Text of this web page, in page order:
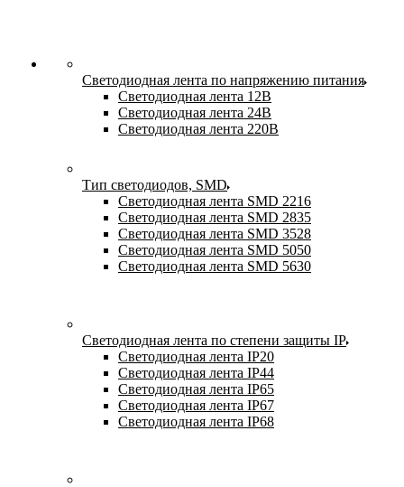
Светодиодная лента по напряжению питания
Светодиодная лента 12В
Светодиодная лента 24В
Светодиодная лента 220В
Тип светодиодов, SMD
Cветодиодная лента SMD 2216
Светодиодная лента SMD 2835
Светодиодная лента SMD 3528
Светодиодная лента SMD 5050
Светодиодная лента SMD 5630
Светодиодная лента по степени защиты IP
Светодиодная лента IP20
Светодиодная лента IP44
Светодиодная лента IP65
Светодиодная лента IP67
Светодиодная лента IP68